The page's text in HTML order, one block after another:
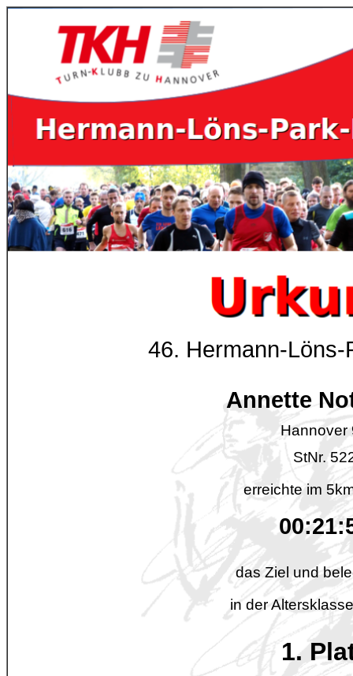
46. Hermann-
Annette
Hannover
StNr.
erreichte im
das Ziel und
in der
1.